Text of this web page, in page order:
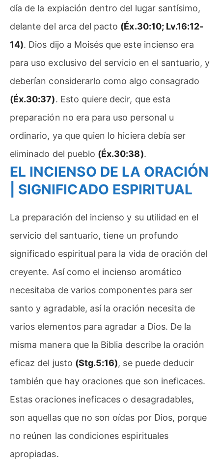
día de la expiación dentro del lugar santísimo,
delante del arca del pacto (Éx.30:10; Lv.16:12-
14). Dios dijo a Moisés que este incienso era
para uso exclusivo del servicio en el santuario, y
deberían considerarlo como algo consagrado
(Éx.30:37). Esto quiere decir, que esta
preparación no era para uso personal u
ordinario, ya que quien lo hiciera debía ser
eliminado del pueblo (Éx.30:38).
EL INCIENSO DE LA ORACIÓN
| SIGNIFICADO ESPIRITUAL
La preparación del incienso y su utilidad en el
servicio del santuario, tiene un profundo
significado espiritual para la vida de oración del
creyente. Así como el incienso aromático
necesitaba de varios componentes para ser
santo y agradable, así la oración necesita de
varios elementos para agradar a Dios. De la
misma manera que la Biblia describe la oración
eficaz del justo (Stg.5:16), se puede deducir
también que hay oraciones que son ineficaces.
Estas oraciones ineficaces o desagradables,
son aquellas que no son oídas por Dios, porque
no reúnen las condiciones espirituales
apropiadas.